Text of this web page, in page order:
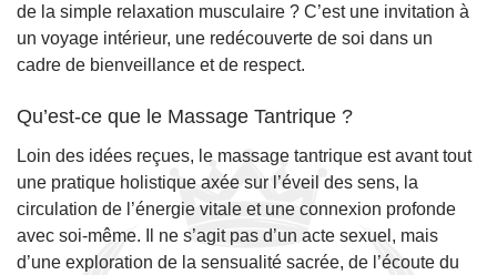
de la simple relaxation musculaire ? C’est une invitation à
un voyage intérieur, une redécouverte de soi dans un
cadre de bienveillance et de respect.
Qu’est-ce que le Massage Tantrique ?
Loin des idées reçues, le massage tantrique est avant tout
une pratique holistique axée sur l’éveil des sens, la
circulation de l’énergie vitale et une connexion profonde
avec soi-même. Il ne s’agit pas d’un acte sexuel, mais
d’une exploration de la sensualité sacrée, de l’écoute du